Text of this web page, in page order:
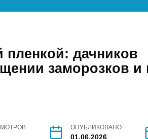
пленкой: дачников
заморозков и
ОПУБЛИКОВАНО
01.06.2026